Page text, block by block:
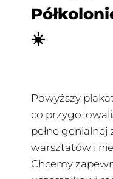
☀️
Powyższy
co
pełne
warsztatów i
Chcemy